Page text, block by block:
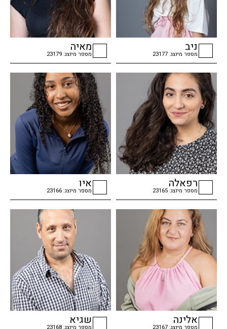
checkbox
ניב
מספר מיוצג: 23177
checkbox
מאיה
מספר מיוצג: 23179
checkbox
רפאלה
מספר מיוצג: 23165
checkbox
איו
מספר מיוצג: 23166
אלינה
מספר מיוצג: 23167
שגיא
מספר מיוצג: 23168